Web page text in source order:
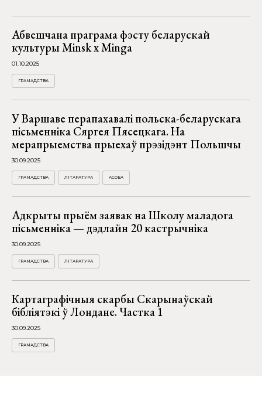
Абвешчана праграма фэсту беларускай
культуры Minsk x Minga
01.10.2025
ГРАМАДСТВА
У Варшаве перапахавалі польска-беларускага
пісьменніка Сяргея Пясецкага. На
мерапрыемства прыехаў прэзідэнт Польшчы
30.09.2025
ГРАМАДСТВА ЛІТАРАТУРА АСОБА
Адкрыты прыём заявак на Школу маладога
пісьменніка — дэдлайн 20 кастрычніка
30.09.2025
ГРАМАДСТВА ЛІТАРАТУРА
Картаграфічныя скарбы Скарынаўскай
бібліятэкі ў Лондане. Частка 1
30.09.2025
ГРАМАДСТВА